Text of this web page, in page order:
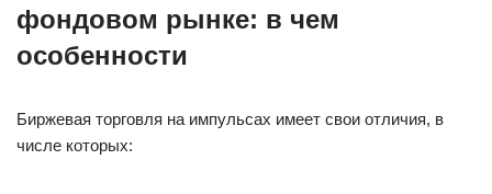
фондовом рынке: в чем
особенности
Биржевая торговля на импульсах имеет свои отличия, в
числе которых: